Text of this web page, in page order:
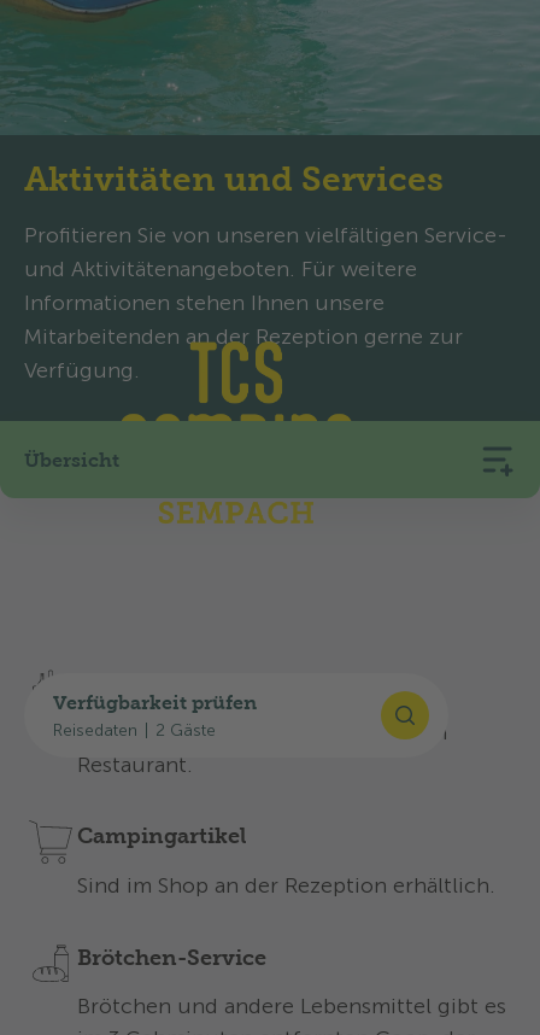
Verfügbarkeit prüfen
Reisedaten 2 Gäste
Aktivitäten und Services
Profitieren Sie von unseren vielfältigen Service-
und Aktivitätenangeboten. Für weitere
Informationen stehen Ihnen unsere
Mitarbeitenden an der Rezeption gerne zur
Verfügung.
Übersicht
Kleiner Selbstbedienungsladen beim
Restaurant.
Campingartikel
Sind im Shop an der Rezeption erhältlich.
Brötchen-Service
Brötchen und andere Lebensmittel gibt es